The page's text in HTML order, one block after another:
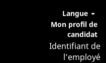
Langue
Mon profil de
candidat
Identifiant de
l’employé